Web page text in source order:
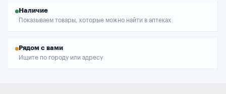
Наличие
Показываем товары, которые можно найти в аптеках
Рядом с вами
Ищите по городу или адресу